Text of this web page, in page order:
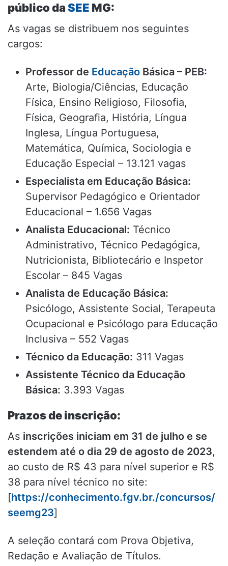
público daSEE MG:
As vagas se distribuem nos seguintes
cargos:
Professor de Educação Básica – PEB:
Arte, Biologia/Ciências, Educação
Física, Ensino Religioso, Filosofia,
Física, Geografia, História, Língua
Inglesa, Língua Portuguesa,
Matemática, Química, Sociologia e
Educação Especial – 13.121 vagas
Especialista em Educação Básica:
Supervisor Pedagógico e Orientador
Educacional – 1.656 Vagas
Analista Educacional: Técnico
Administrativo, Técnico Pedagógica,
Nutricionista, Bibliotecário e Inspetor
Escolar – 845 Vagas
Analista de Educação Básica:
Psicólogo, Assistente Social, Terapeuta
Ocupacional e Psicólogo para Educação
Inclusiva – 552 Vagas
Técnico da Educação: 311 Vagas
Assistente Técnico da Educação
Básica: 3.393 Vagas
Prazos de inscrição:
As inscrições iniciam em 31 de julho e se
estendem até o dia 29 de agosto de 2023,
ao custo de R$ 43 para nível superior e R$
38 para nível técnico no site:
[https://conhecimento.fgv.br./concursos/
seemg23]
A seleção contará com Prova Objetiva,
Redação e Avaliação de Títulos.